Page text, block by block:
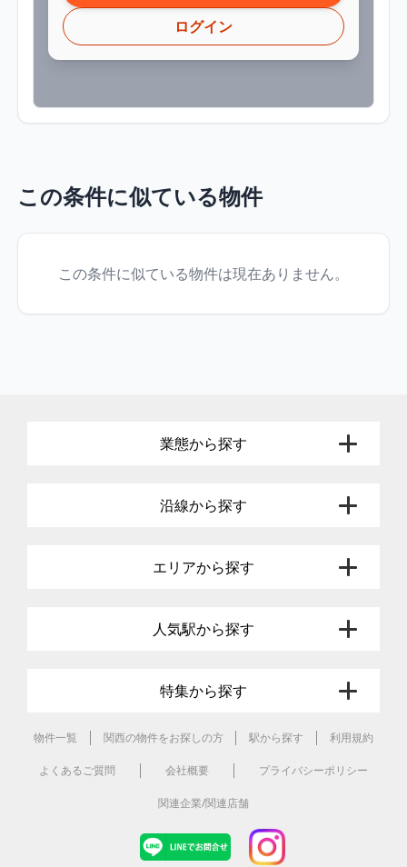
ログイン
この条件に似ている物件
この条件に似ている物件は現在ありません。
業態から探す
沿線から探す
エリアから探す
人気駅から探す
特集から探す
物件一覧 関西の物件をお探しの方 駅から探す 利用規約
よくあるご質問 会社概要 プライバシーポリシー
関連企業/関連店舗